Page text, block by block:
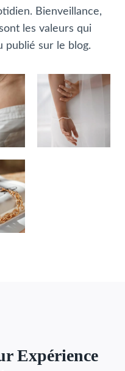
Bienveillance,
les valeurs qui
publié sur le blog.
Expérience